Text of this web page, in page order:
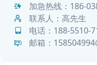
加急热线： 186-
联系人：高先生
电话： 188-5510-
邮箱：